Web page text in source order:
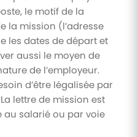
le motif de la
la mission (l’adresse
les dates de départ et
aussi le moyen de
de l’employeur.
d’être légalisée par
lettre de mission est
salarié ou par voie